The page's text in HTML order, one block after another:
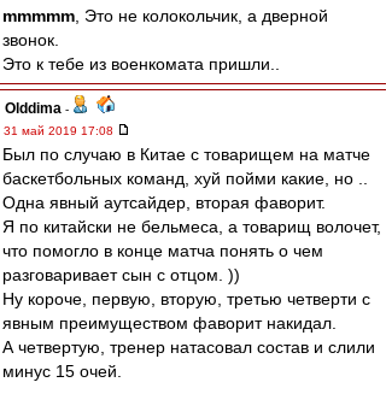
mmmmm , Это не колокольчик, а дверной
звонок.
Это к тебе из военкомата пришли..
Olddima -
31 май 2019 17:08
Был по случаю в Китае с товарищем на матче
баскетбольных команд, хуй пойми какие, но ..
Одна явный аутсайдер, вторая фаворит.
Я по китайски не бельмеса, а товарищ волочет,
что помогло в конце матча понять о чем
разговаривает сын с отцом. ))
Ну короче, первую, вторую, третью четверти с
явным преимуществом фаворит накидал.
А четвертую, тренер натасовал состав и слили
минус 15 очей.